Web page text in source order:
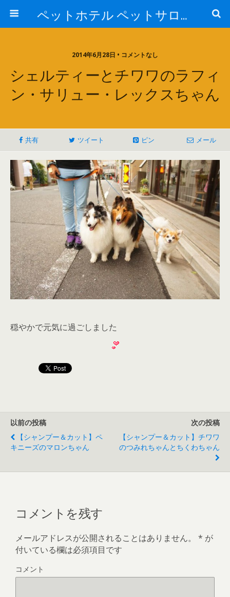
ペットホテル ペットサロン トリミングサロン 東京 ヌーノクラブのブログ
2014年6月28日 • コメントなし
シェルティーとチワワのラフィ
ン・サリュー・レックスちゃん
共有 ツイート ピン メール
穏やかで元気に過ごしました
以前の投稿
【シャンプー＆カット】ペ
キニーズのマロンちゃん
次の投稿
【シャンプー＆カット】チワワ
のつみれちゃんとちくわちゃん
コメントを残す
メールアドレスが公開されることはありません。 * が
付いている欄は必須項目です
コメント